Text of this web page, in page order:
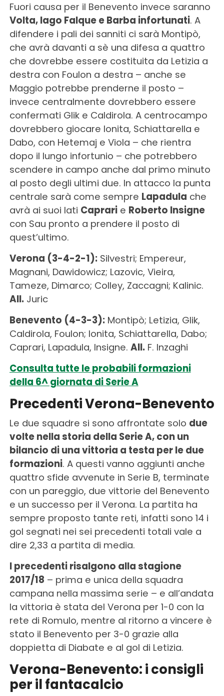
Fuori causa per il Benevento invece saranno
Volta, Iago Falque e Barba infortunati. A
difendere i pali dei sanniti ci sarà Montipò,
che avrà davanti a sè una difesa a quattro
che dovrebbe essere costituita da Letizia a
destra con Foulon a destra – anche se
Maggio potrebbe prenderne il posto –
invece centralmente dovrebbero essere
confermati Glik e Caldirola. A centrocampo
dovrebbero giocare Ionita, Schiattarella e
Dabo, con Hetemaj e Viola – che rientra
dopo il lungo infortunio – che potrebbero
scendere in campo anche dal primo minuto
al posto degli ultimi due. In attacco la punta
centrale sarà come sempre Lapadula che
avrà ai suoi lati Caprarie Roberto Insigne
con Sau pronto a prendere il posto di
quest’ultimo.
Verona (3-4-2-1):Silvestri; Empereur,
Magnani, Dawidowicz; Lazovic, Vieira,
Tameze, Dimarco; Colley, Zaccagni; Kalinic.
All. Juric
Benevento (4-3-3):Montipò; Letizia, Glik,
Caldirola, Foulon; Ionita, Schiattarella, Dabo;
Caprari, Lapadula, Insigne. All. F. Inzaghi
Consulta tutte le probabili formazioni
della 6^ giornata di Serie A
Precedenti Verona-Benevento
Le due squadre si sono affrontate solo due
volte nella storia della Serie A, con un
bilancio di una vittoria a testa per le due
formazioni. A questi vanno aggiunti anche
quattro sfide avvenute in Serie B, terminate
con un pareggio, due vittorie del Benevento
e un successo per il Verona. La partita ha
sempre proposto tante reti, infatti sono 14 i
gol segnati nei sei precedenti totali vale a
dire 2,33 a partita di media.
I precedenti risalgono alla stagione
2017/18 – prima e unica della squadra
campana nella massima serie – e all’andata
la vittoria è stata del Verona per 1-0 con la
rete di Romulo, mentre al ritorno a vincere è
stato il Benevento per 3-0 grazie alla
doppietta di Diabate e al gol di Letizia.
Verona-Benevento: i consigli
per il fantacalcio